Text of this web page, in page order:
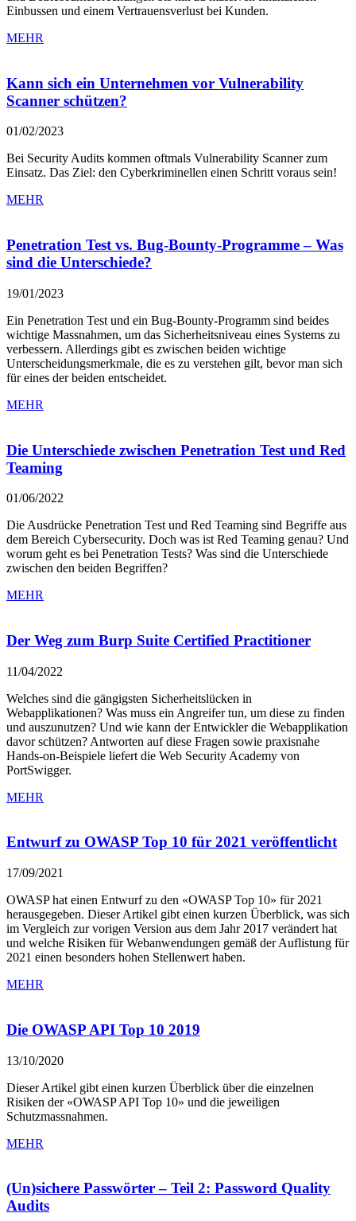
Einbussen und einem Vertrauensverlust bei Kunden.
MEHR
Kann sich ein Unternehmen vor Vulnerability
Scanner schützen?
01/02/2023
Bei Security Audits kommen oftmals Vulnerability Scanner zum
Einsatz. Das Ziel: den Cyberkriminellen einen Schritt voraus sein!
MEHR
Penetration Test vs. Bug-Bounty-Programme – Was
sind die Unterschiede?
19/01/2023
Ein Penetration Test und ein Bug-Bounty-Programm sind beides
wichtige Massnahmen, um das Sicherheitsniveau eines Systems zu
verbessern. Allerdings gibt es zwischen beiden wichtige
Unterscheidungsmerkmale, die es zu verstehen gilt, bevor man sich
für eines der beiden entscheidet.
MEHR
Die Unterschiede zwischen Penetration Test und Red
Teaming
01/06/2022
Die Ausdrücke Penetration Test und Red Teaming sind Begriffe aus
dem Bereich Cybersecurity. Doch was ist Red Teaming genau? Und
worum geht es bei Penetration Tests? Was sind die Unterschiede
zwischen den beiden Begriffen?
MEHR
Der Weg zum Burp Suite Certified Practitioner
11/04/2022
Welches sind die gängigsten Sicherheitslücken in
Webapplikationen? Was muss ein Angreifer tun, um diese zu finden
und auszunutzen? Und wie kann der Entwickler die Webapplikation
davor schützen? Antworten auf diese Fragen sowie praxisnahe
Hands-on-Beispiele liefert die Web Security Academy von
PortSwigger.
MEHR
Entwurf zu OWASP Top 10 für 2021 veröffentlicht
17/09/2021
OWASP hat einen Entwurf zu den «OWASP Top 10» für 2021
herausgegeben. Dieser Artikel gibt einen kurzen Überblick, was sich
im Vergleich zur vorigen Version aus dem Jahr 2017 verändert hat
und welche Risiken für Webanwendungen gemäß der Auflistung für
2021 einen besonders hohen Stellenwert haben.
MEHR
Die OWASP API Top 10 2019
13/10/2020
Dieser Artikel gibt einen kurzen Überblick über die einzelnen
Risiken der «OWASP API Top 10» und die jeweiligen
Schutzmassnahmen.
MEHR
(Un)sichere Passwörter – Teil 2: Password Quality
Audits